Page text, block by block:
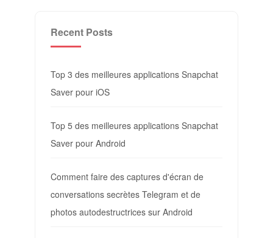
Recent Posts
Top 3 des meilleures applications Snapchat
Saver pour iOS
Top 5 des meilleures applications Snapchat
Saver pour Android
Comment faire des captures d'écran de
conversations secrètes Telegram et de
photos autodestructrices sur Android